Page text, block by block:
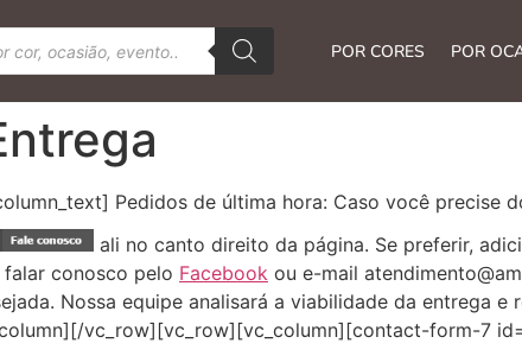
POR CORES POR
Pedidos de última hora: Caso você precise
ali no canto direito da página. Se preferir,
conosco pelo Facebook ou e-mail
Nossa equipe analisará a viabilidade da entrega
vc_row][vc_row][vc_column][contact-form-7